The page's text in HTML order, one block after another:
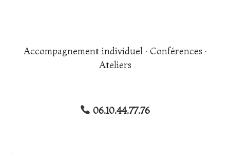
Accompagnement individuel · Conférences ·
Ateliers
06.10.44.77.76
.